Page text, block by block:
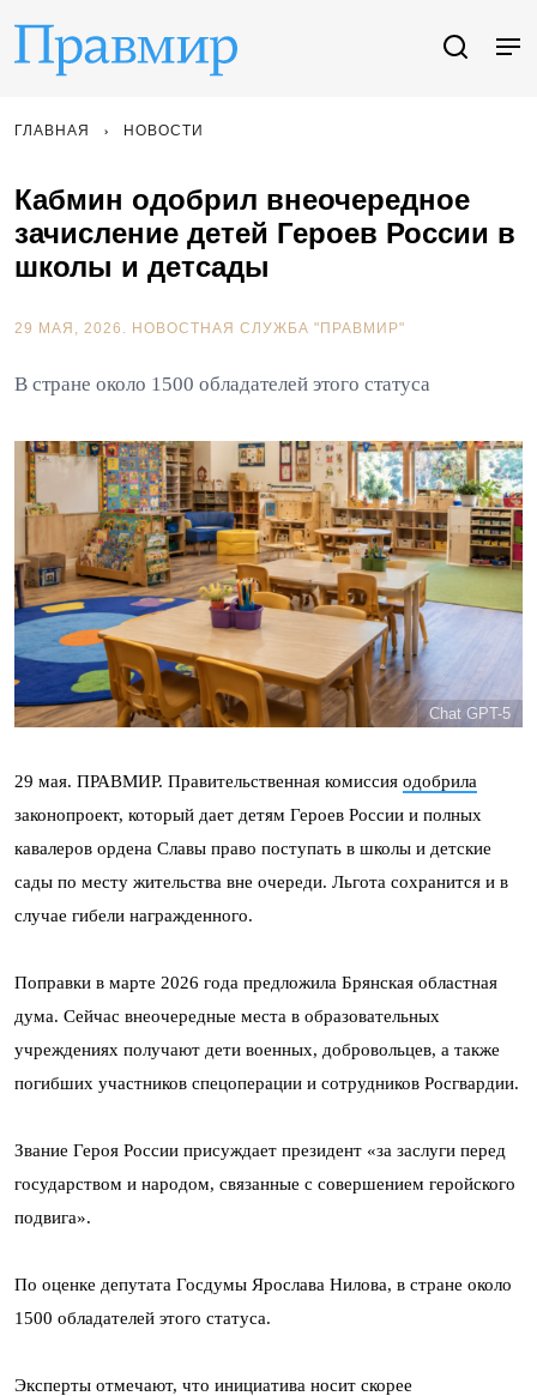
ГЛАВНАЯ НОВОСТИ
Кабмин одобрил внеочередное
зачисление детей Героев России в
школы и детсады
29 МАЯ, 2026. НОВОСТНАЯ СЛУЖБА "ПРАВМИР"
В стране около 1500 обладателей этого статуса
Chat GPT-5
29 мая. ПРАВМИР. Правительственная комиссия одобрила
законопроект, который дает детям Героев России и полных
кавалеров ордена Славы право поступать в школы и детские
сады по месту жительства вне очереди. Льгота сохранится и в
случае гибели награжденного.
Поправки в марте 2026 года предложила Брянская областная
дума. Сейчас внеочередные места в образовательных
учреждениях получают дети военных, добровольцев, а также
погибших участников спецоперации и сотрудников Росгвардии.
Звание Героя России присуждает президент «за заслуги перед
государством и народом, связанные с совершением геройского
подвига».
По оценке депутата Госдумы Ярослава Нилова, в стране около
1500 обладателей этого статуса.
Эксперты отмечают, что инициатива носит скорее